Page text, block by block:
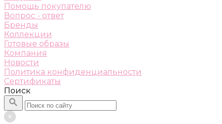
Помощь покупателю
Вопрос - ответ
Бренды
Коллекции
Готовые образы
Компания
Новости
Политика конфиденциальности
Сертификаты
Поиск